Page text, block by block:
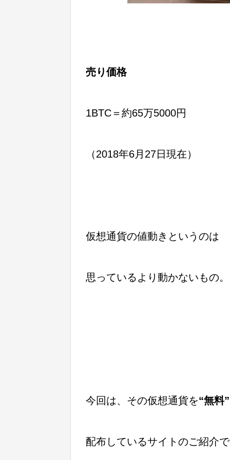
売り価格
1BTC＝約65万5000円
（2018年6月27日現在）
仮想通貨の値動きというのは
思っているより動かないもの。
今回は、その仮想通貨を“無料”
配布しているサイトのご紹介